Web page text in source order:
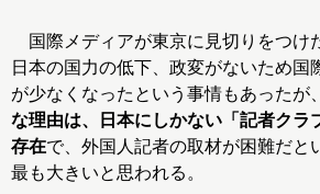
国際メディアが東京に見切りをつけ
日本の国力の低下、政変がないため国
が少なくなったという事情もあったが、
な理由は、日本にしかない「記者クラ
存在で、外国人記者の取材が困難だと
最も大きいと思われる。